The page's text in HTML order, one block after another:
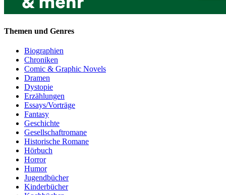
Themen und Genres
Biographien
Chroniken
Comic & Graphic Novels
Dramen
Dystopie
Erzählungen
Essays/Vorträge
Fantasy
Geschichte
Gesellschaftromane
Historische Romane
Hörbuch
Horror
Humor
Jugendbücher
Kinderbücher